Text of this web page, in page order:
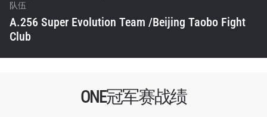
队伍
A.256 Super Evolution Team /Beijing Taobo Fight
Club
ONE冠军赛战绩